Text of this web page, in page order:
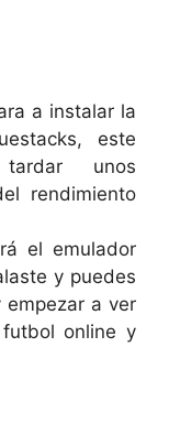
a instalar la
este
tardar unos
rendimiento
el emulador
y puedes
a ver
online y